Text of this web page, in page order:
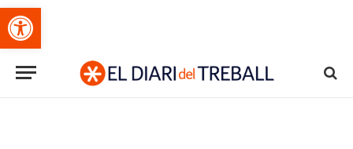
Obre la barra d'eines